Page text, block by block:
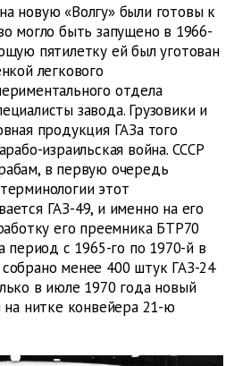
новую «Волгу» были готовы к
могло быть запущено в 1966-
пятилетку ей был уготован
легкового
отдела
завода. Грузовики и
продукция ГАЗа того
израильская война. СССР
в первую очередь
этот
ГАЗ-49, и именно на его
его преемника БТР70
период с 1965-го по 1970-й в
менее 400 штук ГАЗ-24
в июле 1970 года новый
на нитке конвейера 21-ю